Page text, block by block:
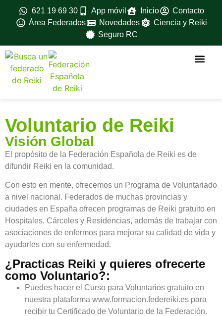
621 19 69 30 App móvil Inicio
Contacto
Área Federados
Novedades
Ciencia y Reiki
Seguro RC
Voluntario de Reiki
Visión Global
El propósito de la Federación Española de Reiki es de
difundir Reiki en la comunidad.
Con esto en mente, ofrecemos un Programa de Voluntariado
a nivel nacional. Federados de muchas provincias y
ciudades en España ofrecen programas de Reiki gratuito en
Hospitales, Cárceles y Residencias, además de trabajar con
asociaciones de enfermos para mejorar su calidad de vida y
ayudarles con su enfermedad.
¿Practicas Reiki y quieres ofrecerte
como Voluntario?:
Puedes hacer el Curso para Voluntarios gratuito en
nuestra plataforma www.formacion.federeiki.es para
recibir tu Certificado de Voluntario de la Federación.